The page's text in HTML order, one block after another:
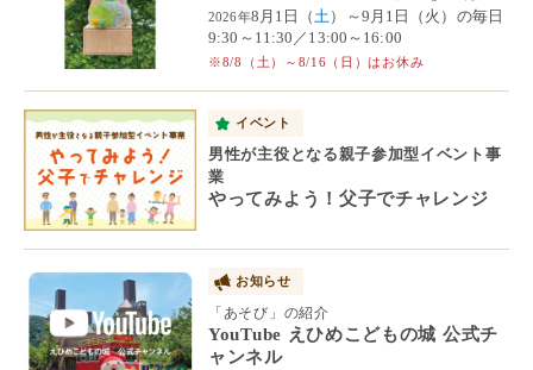
2026年8月1日（ 土 ）～9月1日（火）の毎日
9:30～11:30／13:00～16:00
※8/8（土）～8/16（日）はお休み
イベント
男性が主役となる親子参加型イベント事
業
やってみよう！父子でチャレンジ
お知らせ
「あそび」の紹介
YouTube えひめこどもの城 公式チ
ャンネル